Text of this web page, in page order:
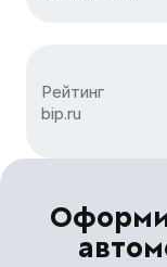
Рейтинг
bip.ru